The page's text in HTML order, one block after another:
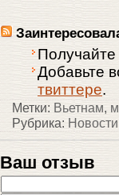
Добавьте
твиттере.
Метки: Вьетнам,
Рубрика: Новости
Ваш отзыв